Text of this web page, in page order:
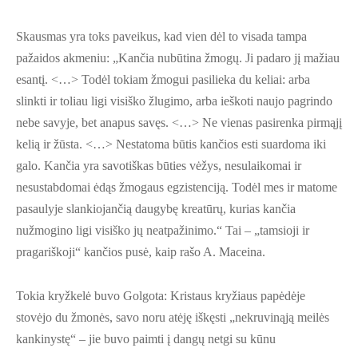
Skausmas yra toks paveikus, kad vien dėl to visada tampa
pažaidos akmeniu: „Kančia nubūtina žmogų. Ji padaro jį mažiau
esantį. <…> Todėl tokiam žmogui pasilieka du keliai: arba
slinkti ir toliau ligi visiško žlugimo, arba ieškoti naujo pagrindo
nebe savyje, bet anapus savęs. <…> Ne vienas pasirenka pirmąjį
kelią ir žūsta. <…> Nestatoma būtis kančios esti suardoma iki
galo. Kančia yra savotiškas būties vėžys, nesulaikomai ir
nesustabdomai ėdąs žmogaus egzistenciją. Todėl mes ir matome
pasaulyje slankiojančią daugybę kreatūrų, kurias kančia
nužmogino ligi visiško jų neatpažinimo.“ Tai – „tamsioji ir
pragariškoji“ kančios pusė, kaip rašo A. Maceina.
Tokia kryžkelė buvo Golgota: Kristaus kryžiaus papėdėje
stovėjo du žmonės, savo noru atėję iškęsti „nekruvinąją meilės
kankinystę“ – jie buvo paimti į dangų netgi su kūnu